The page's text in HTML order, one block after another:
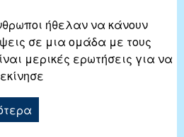
ήθελαν να κάνουν
σε μια ομάδα με τους
μερικές ερωτήσεις για να